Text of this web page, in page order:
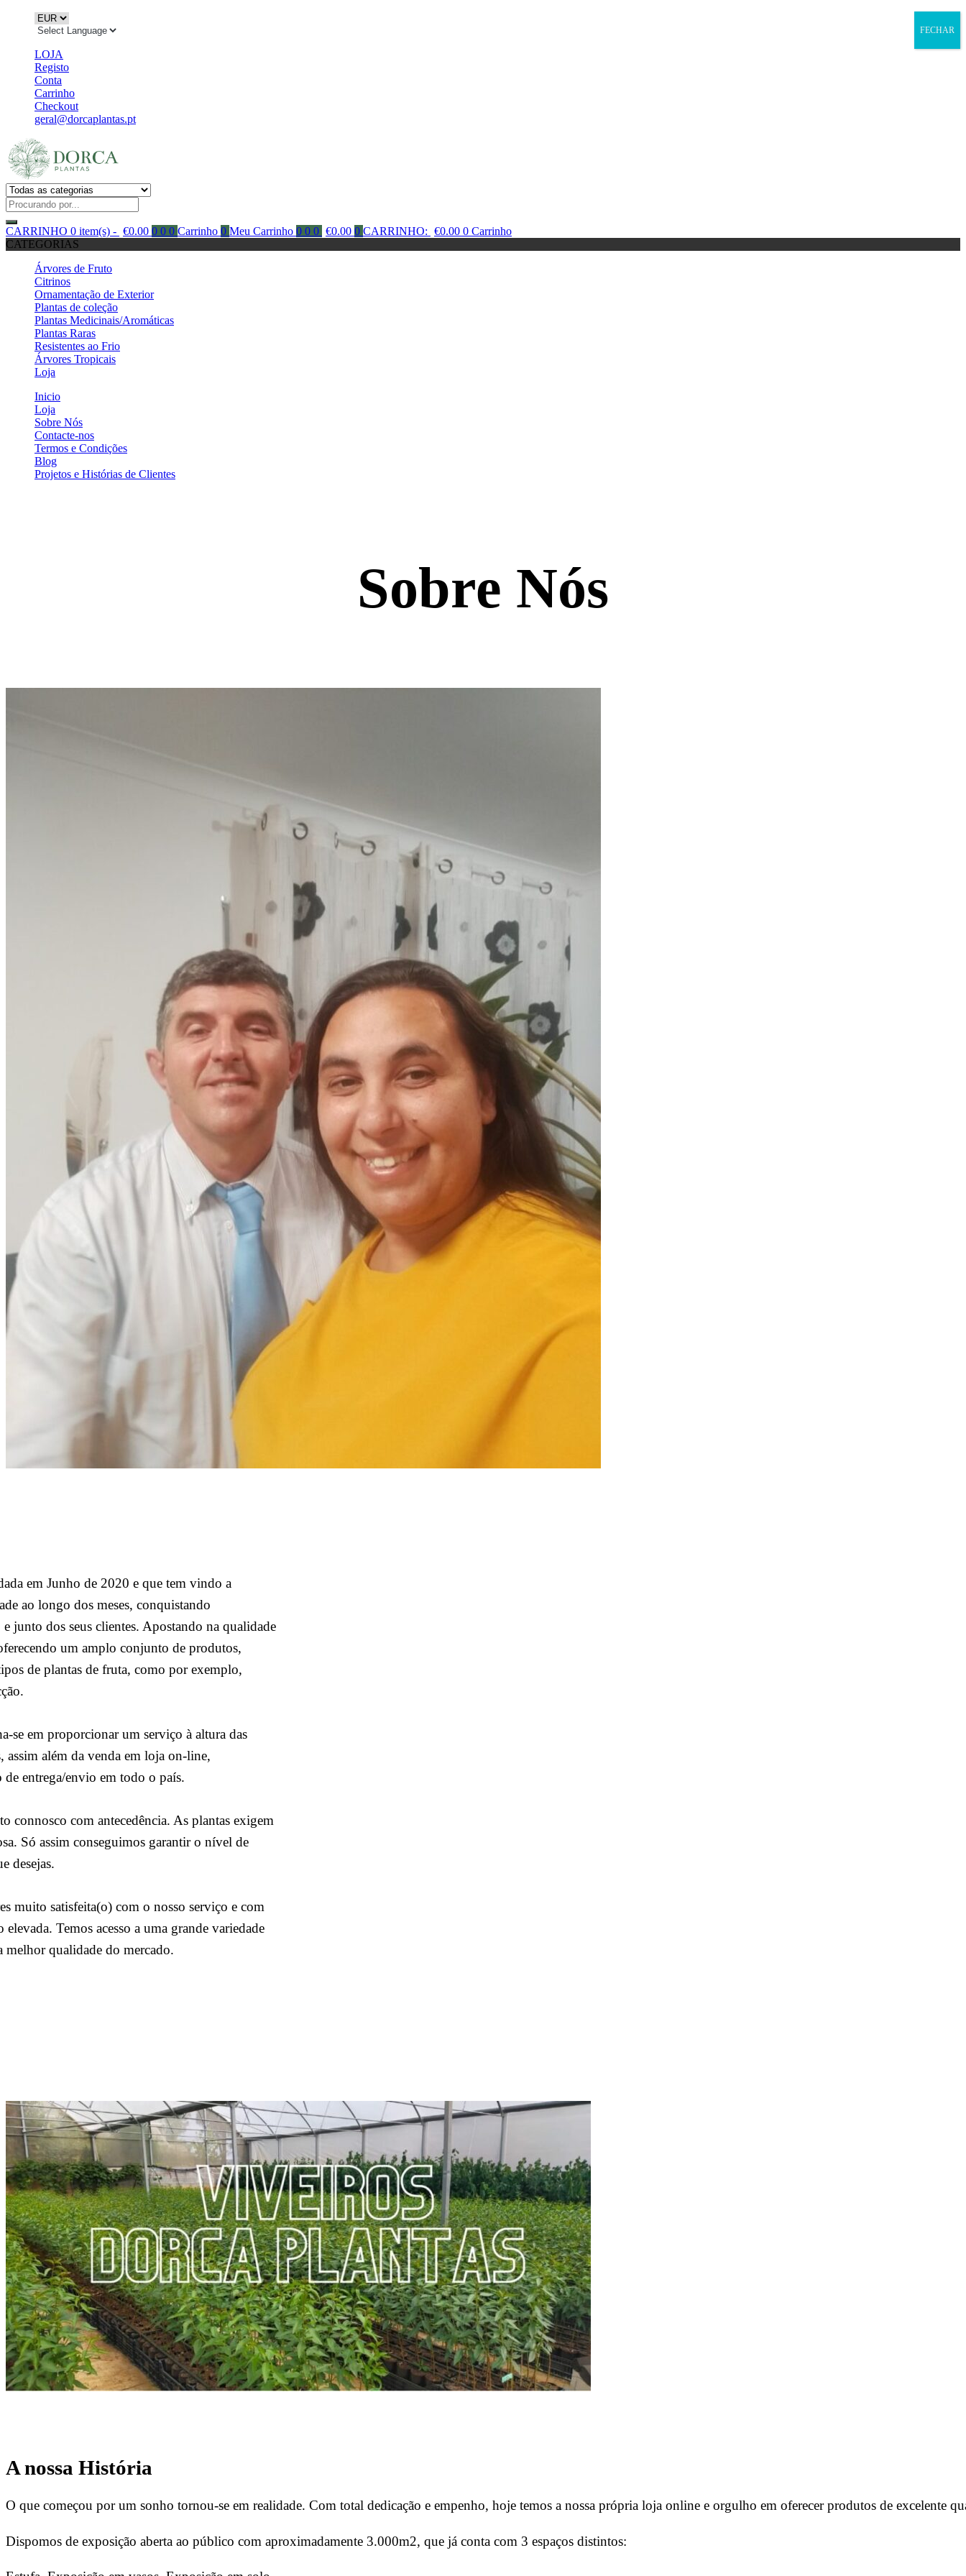
LOJA
Registo
Conta
Carrinho
Checkout
geral@dorcaplantas.pt
CARRINHO 0 item(s) - €0.00 0 0 0 Carrinho 0 Meu Carrinho 0 0 0 €0.00 0 CARRINHO: €0.00 0 Carrinho
CATEGORIAS
Árvores de Fruto
Citrinos
Ornamentação de Exterior
Plantas de coleção
Plantas Medicinais/Aromáticas
Plantas Raras
Resistentes ao Frio
Árvores Tropicais
Loja
Inicio
Loja
Sobre Nós
Contacte-nos
Termos e Condições
Blog
Projetos e Histórias de Clientes
Sobre Nós
em Junho de 2020 e que tem vindo a
ao longo dos meses, conquistando
junto dos seus clientes. Apostando na qualidade
um amplo conjunto de produtos,
de plantas de fruta, como por exemplo,
se em proporcionar um serviço à altura das
assim além da venda em loja on-line,
entrega/envio em todo o país.
connosco com antecedência. As plantas exigem
Só assim conseguimos garantir o nível de
desejas.
muito satisfeita(o) com o nosso serviço e com
elevada. Temos acesso a uma grande variedade
melhor qualidade do mercado.
A nossa História
O que começou por um sonho tornou-se em realidade. Com total dedicação e empenho, hoje temos a nossa própria loja online e orgulho em oferecer produtos de excelente
Dispomos de exposição aberta ao público com aproximadamente 3.000m2, que já conta com 3 espaços distintos:
FECHAR